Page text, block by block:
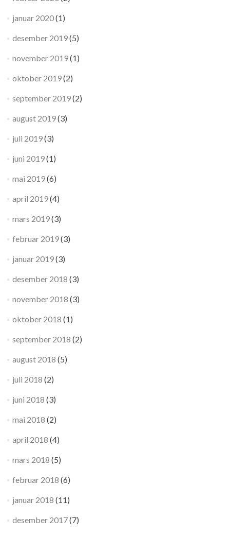
januar 2020(1)
desember 2019(5)
november 2019(1)
oktober 2019(2)
september 2019(2)
august 2019(3)
juli 2019(3)
juni 2019(1)
mai 2019(6)
april 2019(4)
mars 2019(3)
februar 2019(3)
januar 2019(3)
desember 2018 (3)
november 2018 (3)
oktober 2018 (1)
september 2018 (2)
august 2018 (5)
juli 2018 (2)
juni 2018 (3)
mai 2018 (2)
april 2018 (4)
mars 2018 (5)
februar 2018 (6)
januar 2018 (11)
desember 2017(7)